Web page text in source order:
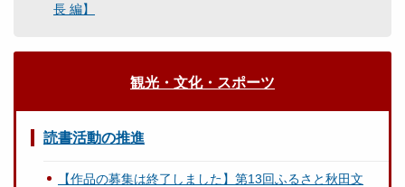
長 編】
観光・文化・スポーツ
読書活動の推進
【作品の募集は終了しました】第13回ふるさと秋田文